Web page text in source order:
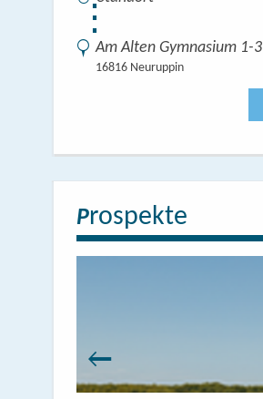
⋮
Am Alten Gymnasium 1-3
16816 Neuruppin
Prospekte